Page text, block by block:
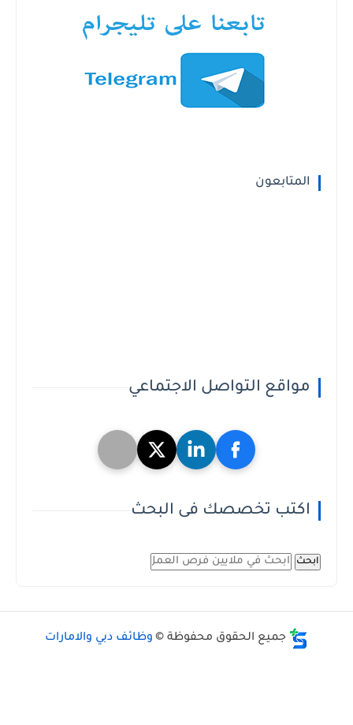
المتابعون
مواقع التواصل الاجتماعي
اكتب تخصصك فى البحث
ابحث
جميع الحقوق محفوظة © وظائف دبي والامارات